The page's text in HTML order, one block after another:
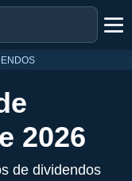
2026
de dividendos